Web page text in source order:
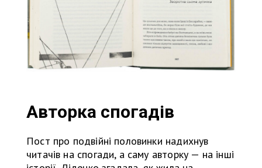
Авторка спогадів
Пост про подвійні половинки надихнув
читачів на спогади, а саму авторку — на інші